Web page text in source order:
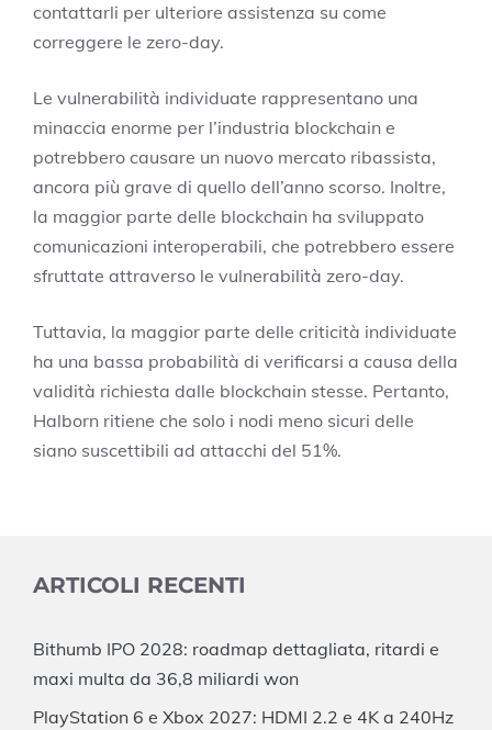
contattarli per ulteriore assistenza su come
correggere le zero-day.
Le vulnerabilità individuate rappresentano una
minaccia enorme per l’industria blockchain e
potrebbero causare un nuovo mercato ribassista,
ancora più grave di quello dell’anno scorso. Inoltre,
la maggior parte delle blockchain ha sviluppato
comunicazioni interoperabili, che potrebbero essere
sfruttate attraverso le vulnerabilità zero-day.
Tuttavia, la maggior parte delle criticità individuate
ha una bassa probabilità di verificarsi a causa della
validità richiesta dalle blockchain stesse. Pertanto,
Halborn ritiene che solo i nodi meno sicuri delle
siano suscettibili ad attacchi del 51%.
ARTICOLI RECENTI
Bithumb IPO 2028: roadmap dettagliata, ritardi e
maxi multa da 36,8 miliardi won
PlayStation 6 e Xbox 2027: HDMI 2.2 e 4K a 240Hz